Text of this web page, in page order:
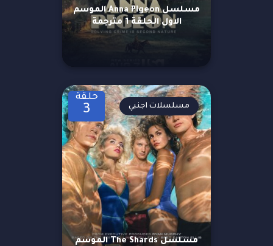
مسلسل Anna Pigeon الموسم
الاول الحلقة 1 مترجمة
حلقة
3
مسلسل The Shards الموسم
مسلسلات اجنبي